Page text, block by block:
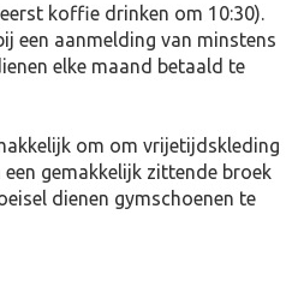
koffie drinken om 10:30).
een aanmelding van minstens
elke maand betaald te
om om vrijetijdskleding
gemakkelijk zittende broek
dienen gymschoenen te